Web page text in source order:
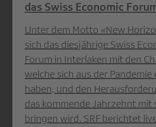
das Swiss Economic
Unter dem Motto «New
sich das diesjährige Swiss
Forum in Interlaken mit den
welche sich aus der Pandemie
haben, und den
das kommende Jahrzehnt mit
bringen wird. SRF berichtet